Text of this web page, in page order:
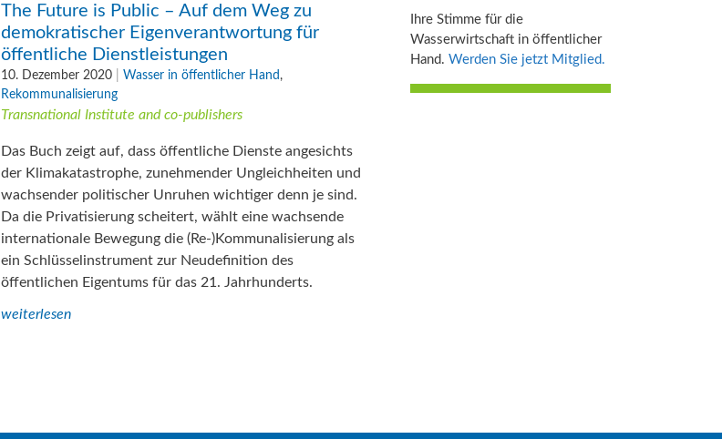
The Future is Public – Auf dem Weg zu
demokratischer Eigenverantwortung für
öffentliche Dienstleistungen
10. Dezember 2020 Wasser in öffentlicher Hand ,
Rekommunalisierung
Transnational Institute and co-publishers
Das Buch zeigt auf, dass öffentliche Dienste angesichts
der Klimakatastrophe, zunehmender Ungleichheiten und
wachsender politischer Unruhen wichtiger denn je sind.
Da die Privatisierung scheitert, wählt eine wachsende
internationale Bewegung die (Re-)Kommunalisierung als
ein Schlüsselinstrument zur Neudefinition des
öffentlichen Eigentums für das 21. Jahrhunderts.
weiterlesen
Ihre Stimme für die
Wasserwirtschaft in öffentlicher
Hand. Werden Sie jetzt Mitglied.